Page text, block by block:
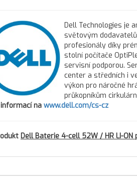
Dell Technologies je
světovým
profesionály díky
stolní počítače
servisní podporou.
center a středních i
výkon pro náročné
průkopníkům
na www.dell.com/cs-cz
Dell Baterie 4-cell 52W / HR LI-ON